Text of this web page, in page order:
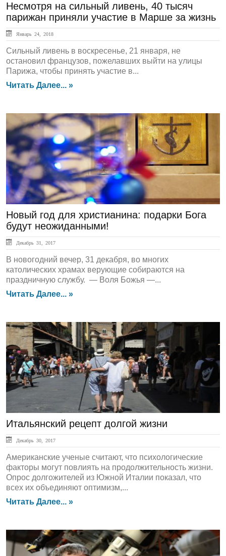
Несмотря на сильный ливень, 40 тысяч
парижан приняли участие в Марше за жизнь
Январь 24, 2018
Сильный ливень в воскресенье, 21 января, не
остановил французов, пожелавших выйти на улицы
Парижа, чтобы принять участие в...
Читать Далее... »
ЛЕНТА НОВОСТЕЙ
Новый год для христианина: подарки Бога
будут неожиданными!
Декабрь 31, 2017
В новогодний вечер, 31 декабря, во многих
католических храмах верующие собираются на
праздничную службу. — Воля Божья —...
Читать Далее... »
ЛЕНТА НОВОСТЕЙ
Итальянский рецепт долгой жизни
Декабрь 30, 2017
Американские ученые считают, что психологические
факторы могут повлиять на продолжительность жизни.
Опрос долгожителей из Южной Италии показал, что
всех их объединяют оптимизм,...
Читать Далее... »
ЛЕНТА НОВОСТЕЙ